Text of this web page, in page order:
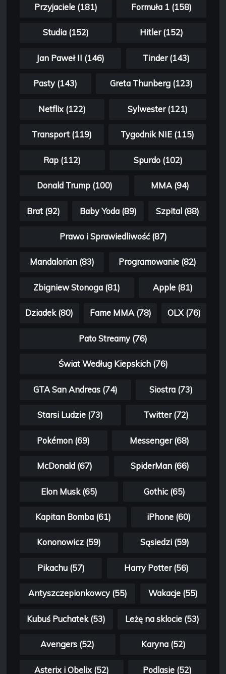
Przyjaciele (181) Formuła 1 (158)
Studia (152) Hitler (152)
Jan Paweł II (146) Tinder (143)
Pasty (143) Greta Thunberg (123)
Netflix (122) Sylwester (121)
Transport (119) Tygodnik NIE (115)
Rap (112) Spurdo (102)
Donald Trump (100) MMA (94)
Brat (92) Baby Yoda (89) Szpital (88)
Prawo i Sprawiedliwość (87)
Mandalorian (83) Programowanie (82)
Zbigniew Stonoga (81) Apple (81)
Dziadek (80) Fame MMA (78) OLX (76)
Pato Streamy (76)
Świat Według Kiepskich (76)
GTA San Andreas (74) Siostra (73)
Starsi Ludzie (73) Twitter (72)
Pokémon (69) Messenger (68)
McDonald (67) SpiderMan (66)
Elon Musk (65) Gothic (65)
Kapitan Bomba (61) iPhone (60)
Kononowicz (59) Sąsiedzi (59)
Pikachu (57) Harry Potter (56)
Antyszczepionkowcy (55) Wakacje (55)
Kubuś Puchatek (53) Leżę na sklocie (53)
Avengers (52) Karyna (52)
Asterix i Obelix (52) Podlasie (52)